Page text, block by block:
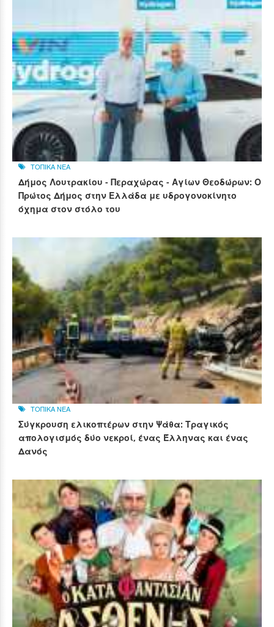
ΤΟΠΙΚΑ ΝΕΑ
Δήμος Λουτρακίου - Περαχώρας - Αγίων Θεοδώρων: Ο
Πρώτος Δήμος στην Ελλάδα με υδρογονοκίνητο
όχημα στον στόλο του
ΤΟΠΙΚΑ ΝΕΑ
Σύγκρουση ελικοπτέρων στην Ψάθα: Τραγικός
απολογισμός δύο νεκροί, ένας Έλληνας και ένας
Δανός